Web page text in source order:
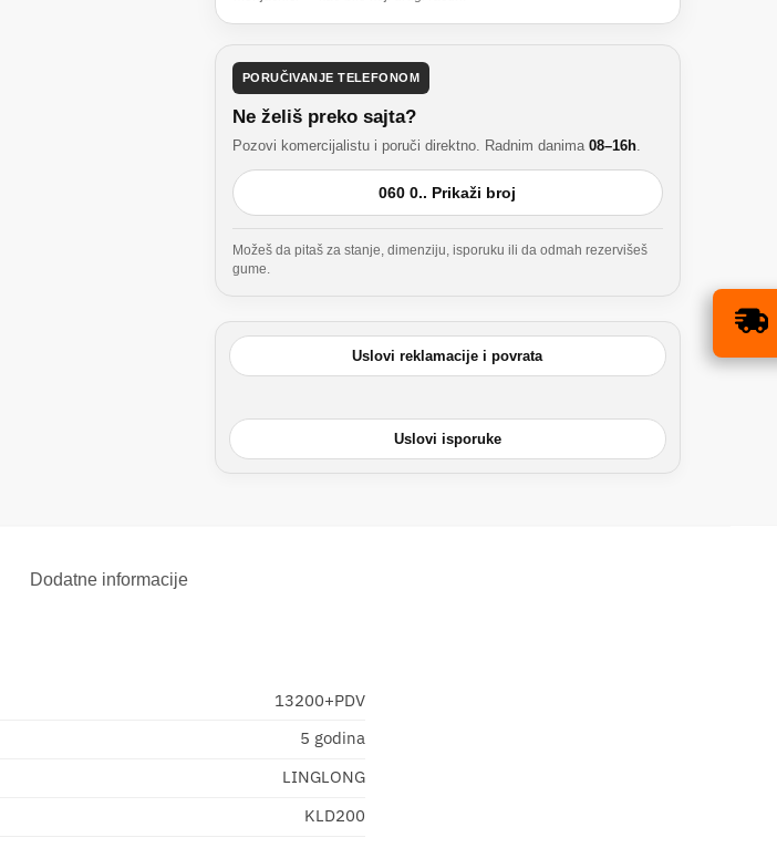
PORUČIVANJE TELEFONOM
Ne želiš preko sajta?
Pozovi komercijalistu i poruči direktno. Radnim danima 08–16h.
060 0.. Prikaži broj
Možeš da pitaš za stanje, dimenziju, isporuku ili da odmah rezervišeš
gume.
Uslovi reklamacije i povrata
Uslovi isporuke
Dodatne informacije
13200+PDV
5 godina
LINGLONG
KLD200
×